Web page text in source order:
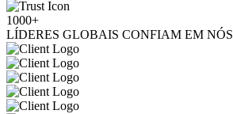
1000+
LÍDERES GLOBAIS CONFIAM EM NÓS